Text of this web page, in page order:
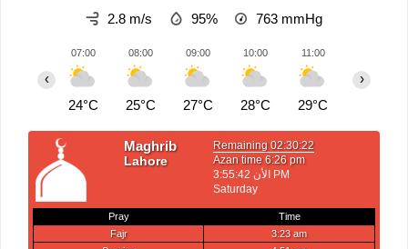
2.8 m/s 95% 763 mmHg
07:00
24°C
08:00
25°C
09:00
27°C
10:00
28°C
11:00
29°C
‹ ›